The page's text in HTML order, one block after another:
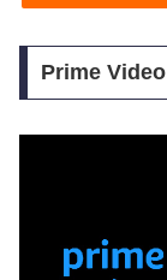
Prime Video